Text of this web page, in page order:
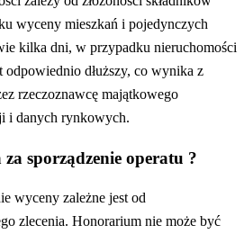
wyceny mieszkań i pojedynczych
kilka dni, w przypadku nieruchomości
odpowiednio dłuższy, co wynika z
rzeczoznawcę majątkowego
i danych rynkowych.
za sporządzenie operatu ?
wyceny zależne jest od
zlecenia. Honorarium nie może być